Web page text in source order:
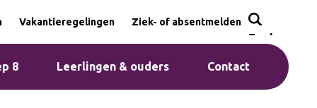
Vakantieregelingen Ziek- of absentmelden
Zoeken
8 Leerlingen & ouders Contact